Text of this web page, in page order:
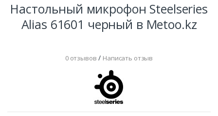
Настольный микрофон Steelseries
Alias 61601 черный в Metoo.kz
0 отзывов / Написать отзыв